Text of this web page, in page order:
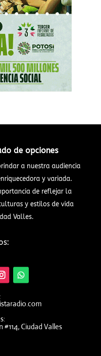
de opciones
a nuestra audiencia
y variada.
de reflejar la
y estilos de vida
Valles.
Ciudad Valles